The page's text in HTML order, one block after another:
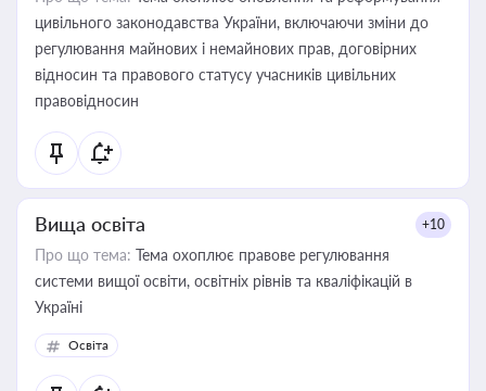
цивільного законодавства України, включаючи зміни до
регулювання майнових і немайнових прав, договірних
відносин та правового статусу учасників цивільних
правовідносин
Вища освіта +10
Про що тема: Тема охоплює правове регулювання
системи вищої освіти, освітніх рівнів та кваліфікацій в
Україні
Освіта